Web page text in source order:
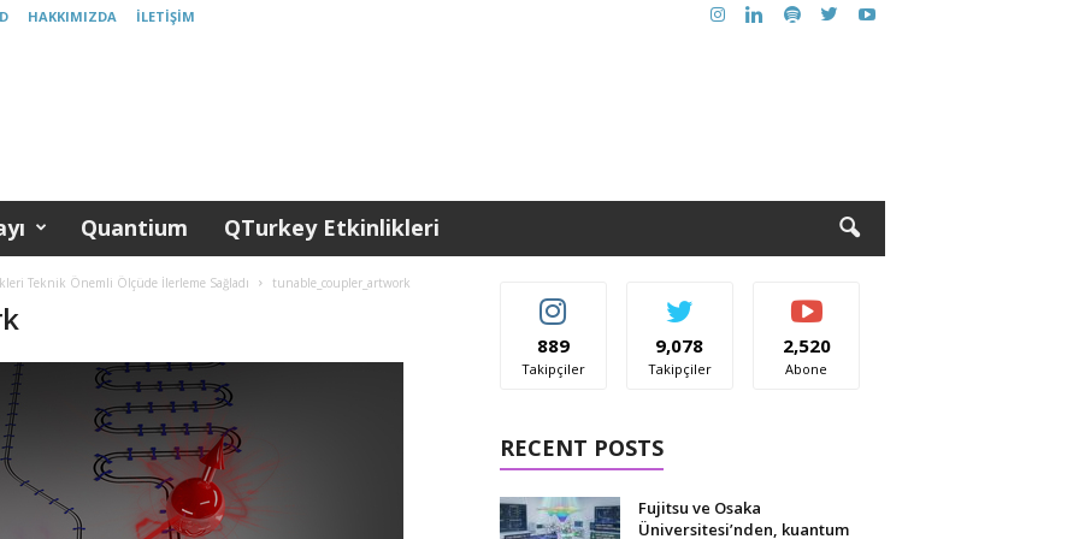
HAKKIMIZDA İLETIŞIM
Quantium QTurkey Etkinlikleri
Teknik Önemli Ölçüde İlerleme Sağladı tunable_coupler_artwork
889
Takipçiler
9,078
Takipçiler
2,520
Abone
RECENT POSTS
Fujitsu ve Osaka
Üniversitesi’nden, kuantum